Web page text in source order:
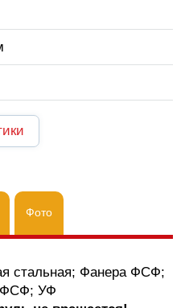
Фото
стальная; Фанера ФСФ;
ФСФ; УФ